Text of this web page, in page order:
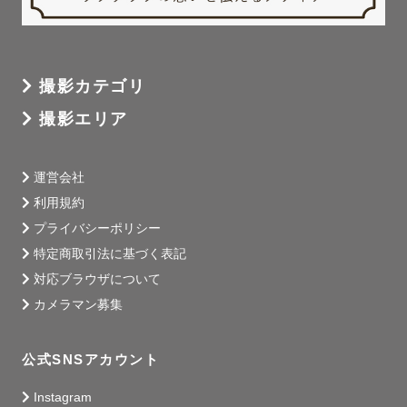
撮影カテゴリ
撮影エリア
運営会社
利用規約
プライバシーポリシー
特定商取引法に基づく表記
対応ブラウザについて
カメラマン募集
公式SNSアカウント
Instagram